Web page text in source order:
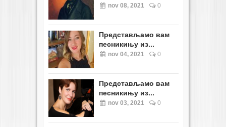
nov 08, 2021 0
Представљамо вам
песникињу из...
nov 04, 2021 0
Представљамо вам
песникињу из...
nov 03, 2021 0